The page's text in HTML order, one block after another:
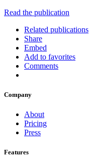
Read the publication
Related publications
Share
Embed
Add to favorites
Comments
Company
About
Pricing
Press
Features